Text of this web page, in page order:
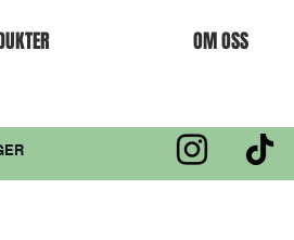
OM OSS